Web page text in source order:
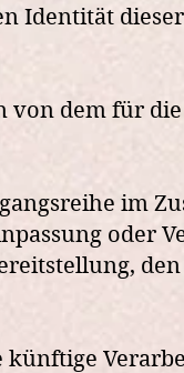
Identität
von dem für
im
oder
künftige